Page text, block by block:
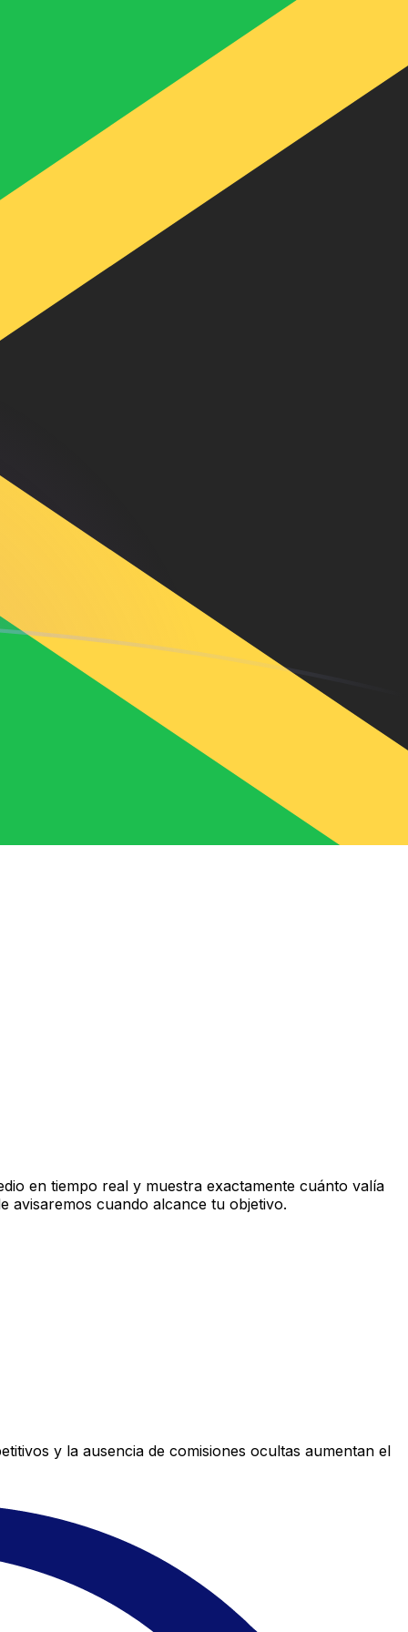
este tipo de cambio al enviar dinero.
en tiempo real y muestra exactamente cuánto valía
avisaremos cuando alcance tu objetivo.
y la ausencia de comisiones ocultas aumentan el